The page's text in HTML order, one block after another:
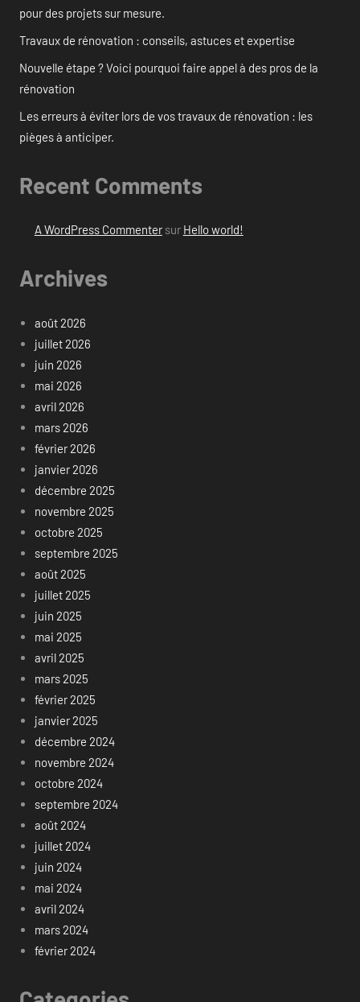
pour des projets sur mesure.
Travaux de rénovation : conseils, astuces et expertise
Nouvelle étape ? Voici pourquoi faire appel à des pros de la
rénovation
Les erreurs à éviter lors de vos travaux de rénovation : les
pièges à anticiper.
Recent Comments
A WordPress Commentersur Hello world!
Archives
août 2026
juillet 2026
juin 2026
mai 2026
avril 2026
mars 2026
février 2026
janvier 2026
décembre 2025
novembre 2025
octobre 2025
septembre 2025
août 2025
juillet 2025
juin 2025
mai 2025
avril 2025
mars 2025
février 2025
janvier 2025
décembre 2024
novembre 2024
octobre 2024
septembre 2024
août 2024
juillet 2024
juin 2024
mai 2024
avril 2024
mars 2024
février 2024